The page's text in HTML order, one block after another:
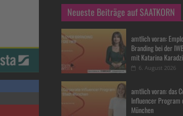
Neueste Beiträge auf SAATKORN
amtlich voran:
Branding bei der
mit Katarina
6. August 2026
amtlich voran: das
Influencer Program
München